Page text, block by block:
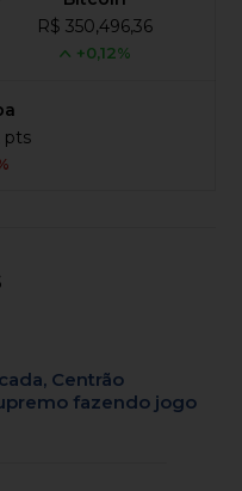
R$ 350,496,36
+0,12%
pts
Centrão
fazendo jogo